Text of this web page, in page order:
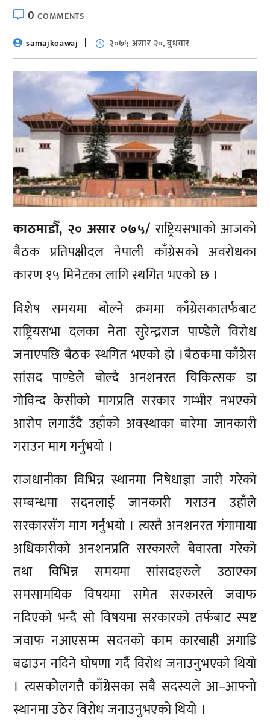
0COMMENTS
samajkoawaj
२०७५ असार २०, बुधवार
काठमाडौँ, २० असार ०७५/ राष्ट्रियसभाको आजको
बैठक प्रतिपक्षीदल नेपाली काँग्रेसको अवरोधका
कारण १५ मिनेटका लागि स्थगित भएको छ ।
विशेष समयमा बोल्ने क्रममा काँग्रेसकातर्फबाट
राष्ट्रियसभा दलका नेता सुरेन्द्रराज पाण्डेले विरोध
जनाएपछि बैठक स्थगित भएको हो ।बैठकमा काँग्रेस
सांसद पाण्डेले बोल्दै अनशनरत चिकित्सक डा
गोविन्द केसीको मागप्रति सरकार गम्भीर नभएको
आरोप लगाउँदै उहाँको अवस्थाका बारेमा जानकारी
गराउन माग गर्नुभयो ।
राजधानीका विभिन्न स्थानमा निषेधाज्ञा जारी गरेको
सम्बन्धमा सदनलाई जानकारी गराउन उहाँले
सरकारसँग माग गर्नुभयो । त्यस्तै अनशनरत गंगामाया
अधिकारीको अनशनप्रति सरकारले बेवास्ता गरेको
तथा विभिन्न समयमा सांसदहरुले उठाएका
समसामयिक विषयमा समेत सरकारले जवाफ
नदिएको भन्दै सो विषयमा सरकारको तर्फबाट स्पष्ट
जवाफ नआएसम्म सदनको काम कारबाही अगाडि
बढाउन नदिने घोषणा गर्दै विरोध जनाउनुभएको थियो
। त्यसकोलगत्तै काँग्रेसका सबै सदस्यले आ–आफ्नो
स्थानमा उठेर विरोध जनाउनुभएको थियो ।